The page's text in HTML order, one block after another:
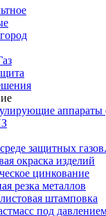
защитных
окраска изделий
цинкование
резка металлов
штамповка
под